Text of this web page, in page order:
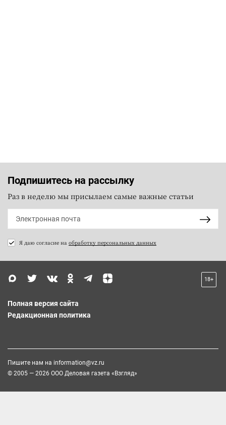
Подпишитесь на рассылку
Раз в неделю мы присылаем самые важные статьи
Я даю согласие на обработку персональных данных
18+
Полная версия сайта
Редакционная политика
Пишите нам на information@vz.ru
© 2005 — 2026 ООО Деловая газета «Взгляд»